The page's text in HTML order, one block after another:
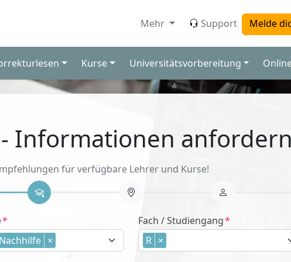
Mehr Support Melde
Kurse Universitätsvorbereitung
Informationen anfordern
für verfügbare Lehrer und Kurse!
×
Fach / Studiengang
R ×